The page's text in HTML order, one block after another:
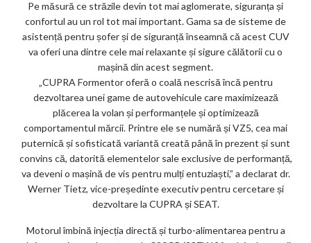
Pe măsură ce străzile devin tot mai aglomerate, siguranța și
confortul au un rol tot mai important. Gama sa de sisteme de
asistență pentru șofer și de siguranță înseamnă că acest CUV
va oferi una dintre cele mai relaxante și sigure călătorii cu o
mașină din acest segment.
„CUPRA Formentor oferă o coală nescrisă încă pentru
dezvoltarea unei game de autovehicule care maximizează
plăcerea la volan și performanțele și optimizează
comportamentul mărcii. Printre ele se numără și VZ5, cea mai
puternică și sofisticată variantă creată până în prezent și sunt
convins că, datorită elementelor sale exclusive de performanță,
va deveni o mașină de vis pentru mulți entuziaști,” a declarat dr.
Werner Tietz, vice-președinte executiv pentru cercetare și
dezvoltare la CUPRA și SEAT.
Motorul îmbină injecția directă și turbo-alimentarea pentru a